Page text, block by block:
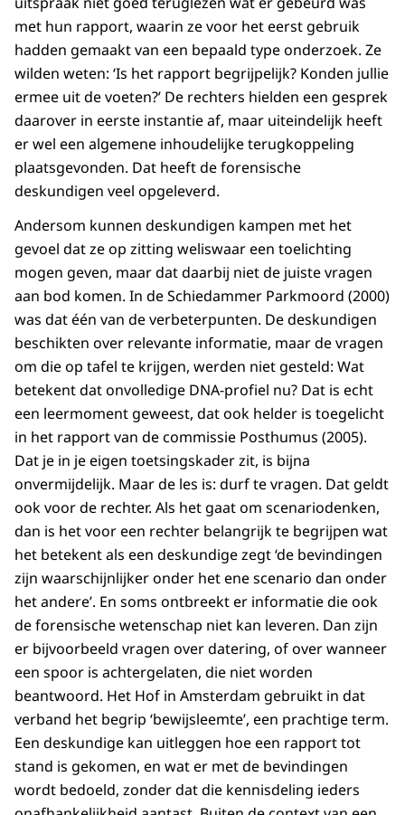
met hun rapport, waarin ze voor het eerst gebruik
hadden gemaakt van een bepaald type onderzoek. Ze
wilden weten: ‘Is het rapport begrijpelijk? Konden jullie
ermee uit de voeten?’ De rechters hielden een gesprek
daarover in eerste instantie af, maar uiteindelijk heeft
er wel een algemene inhoudelijke terugkoppeling
plaatsgevonden. Dat heeft de forensische
deskundigen veel opgeleverd.
Andersom kunnen deskundigen kampen met het
gevoel dat ze op zitting weliswaar een toelichting
mogen geven, maar dat daarbij niet de juiste vragen
aan bod komen. In de Schiedammer Parkmoord (2000)
was dat één van de verbeterpunten. De deskundigen
beschikten over relevante informatie, maar de vragen
om die op tafel te krijgen, werden niet gesteld: Wat
betekent dat onvolledige DNA-profiel nu? Dat is echt
een leermoment geweest, dat ook helder is toegelicht
in het rapport van de commissie Posthumus (2005).
Dat je in je eigen toetsingskader zit, is bijna
onvermijdelijk. Maar de les is: durf te vragen. Dat geldt
ook voor de rechter. Als het gaat om scenariodenken,
dan is het voor een rechter belangrijk te begrijpen wat
het betekent als een deskundige zegt ‘de bevindingen
zijn waarschijnlijker onder het ene scenario dan onder
het andere’. En soms ontbreekt er informatie die ook
de forensische wetenschap niet kan leveren. Dan zijn
er bijvoorbeeld vragen over datering, of over wanneer
een spoor is achtergelaten, die niet worden
beantwoord. Het Hof in Amsterdam gebruikt in dat
verband het begrip ‘bewijsleemte’, een prachtige term.
Een deskundige kan uitleggen hoe een rapport tot
stand is gekomen, en wat er met de bevindingen
wordt bedoeld, zonder dat die kennisdeling ieders